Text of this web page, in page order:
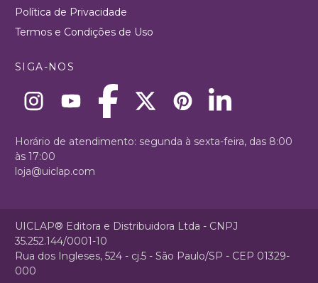
Política de Privacidade
Termos e Condições de Uso
SIGA-NOS
Horário de atendimento: segunda à sexta-feira, das 8:00
às 17:00
loja@uiclap.com
UICLAP® Editora e Distribuidora Ltda - CNPJ
35.252.144/0001-10
Rua dos Ingleses, 524 - cj.5 - São Paulo/SP - CEP 01329-
000